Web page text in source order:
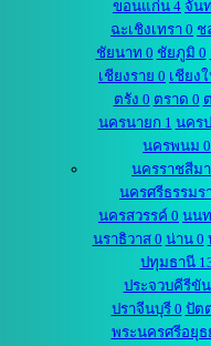
ขอนแก่น 4 จัน
ฉะเชิงเทรา 0 ช
ชัยนาท 0 ชัยภูมิ 0
เชียงราย 0 เชียง
ตรัง 0 ตราด 0
นครนายก 1 นคร
นครพนม 0
นครราชสีมา
นครศรีธรรมร
นครสวรรค์ 0 นนท
นราธิวาส 0 น่าน 0
ปทุมธานี
ประจวบคีรีขั
ปราจีนบุรี 0 ปัต
พระนครศรีอยุธ